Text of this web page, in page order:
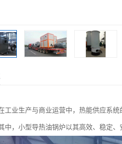
工业生产与商业运营中，热能供应系统
中，小型导热油锅炉以其高效、稳定